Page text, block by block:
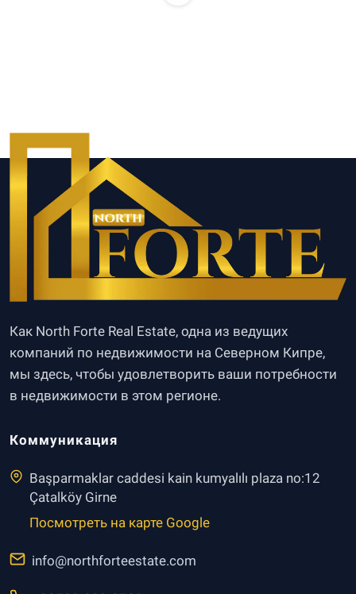
Как North Forte Real Estate, одна из ведущих
компаний по недвижимости на Северном Кипре,
мы здесь, чтобы удовлетворить ваши потребности
в недвижимости в этом регионе.
Коммуникация
Başparmaklar caddesi kain kumyalılı plaza no:12
Çatalköy Girne
Посмотреть на карте Google
info@northforteestate.com